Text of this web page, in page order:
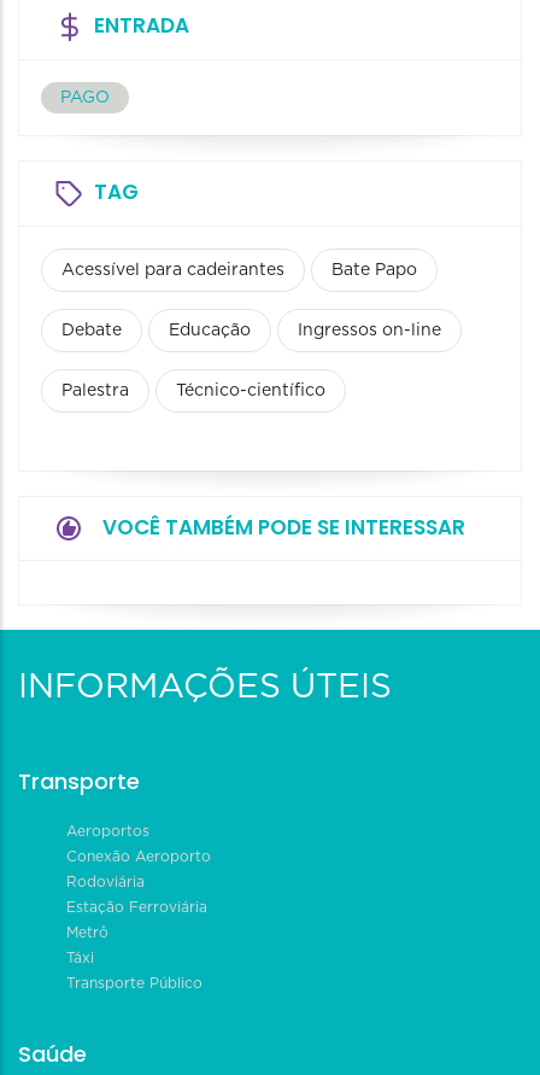
ENTRADA
PAGO
TAG
Acessível para cadeirantes Bate Papo
Debate Educação Ingressos on-line
Palestra Técnico-científico
VOCÊ TAMBÉM PODE SE INTERESSAR
INFORMAÇÕES ÚTEIS
Transporte
Aeroportos
Conexão Aeroporto
Rodoviária
Estação Ferroviária
Metrô
Táxi
Transporte Público
Saúde